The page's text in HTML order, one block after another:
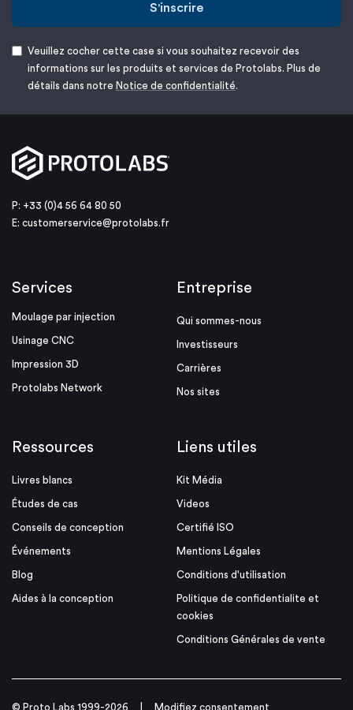
S'inscrire
Veuillez cocher cette case si vous souhaitez recevoir des
informations sur les produits et services de Protolabs. Plus de
détails dans notre Notice de confidentialité.
P: +33 (0)4 56 64 80 50
E: customerservice@protolabs.fr
Services
Moulage par injection
Usinage CNC
Impression 3D
Protolabs Network
Entreprise
Qui sommes-nous
Investisseurs
Carrières
Nos sites
Ressources
Livres blancs
Études de cas
Conseils de conception
Événements
Blog
Aides à la conception
Liens utiles
Kit Média
Videos
Certifié ISO
Mentions Légales
Conditions d'utilisation
Politique de confidentialite et
cookies
Conditions Générales de vente
© Proto Labs 1999-2026 Modifiez consentement